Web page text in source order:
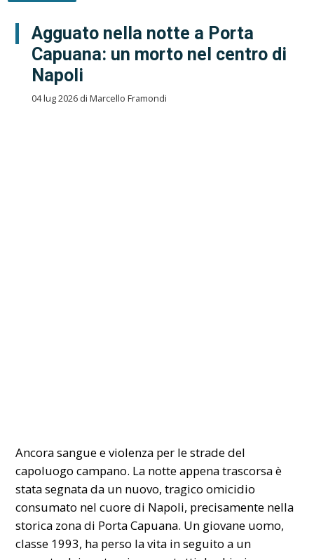
Agguato nella notte a Porta
Capuana: un morto nel centro di
Napoli
04 lug 2026 di Marcello Framondi
Ancora sangue e violenza per le strade del
capoluogo campano. La notte appena trascorsa è
stata segnata da un nuovo, tragico omicidio
consumato nel cuore di Napoli, precisamente nella
storica zona di Porta Capuana. Un giovane uomo,
classe 1993, ha perso la vita in seguito a un